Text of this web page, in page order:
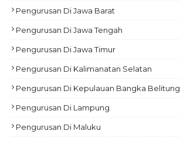
Pengurusan Di Jawa Barat
Pengurusan Di Jawa Tengah
Pengurusan Di Jawa Timur
Pengurusan Di Kalimanatan Selatan
Pengurusan Di Kepulauan Bangka Belitung
Pengurusan Di Lampung
Pengurusan Di Maluku